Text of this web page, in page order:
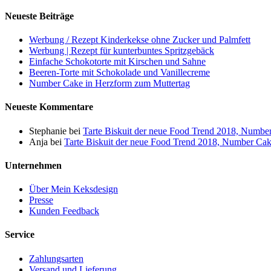
Neueste Beiträge
Werbung / Rezept Kinderkekse ohne Zucker und Palmfett
Werbung | Rezept für kunterbuntes Spritzgebäck
Einfache Schokotorte mit Kirschen und Sahne
Beeren-Torte mit Schokolade und Vanillecreme
Number Cake in Herzform zum Muttertag
Neueste Kommentare
Stephanie bei Tarte Biskuit der neue Food Trend 2018,
Anja bei Tarte Biskuit der neue Food Trend 2018, Number
Unternehmen
Über Mein Keksdesign
Presse
Kunden Feedback
Service
Zahlungsarten